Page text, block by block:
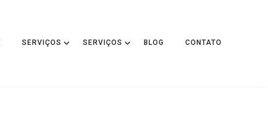
SERVIÇOS SERVIÇOS BLOG CONTATO